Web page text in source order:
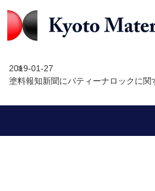
HOME
メディア アーカイブ
2019-01-27
塗料報知新聞にパティーナロックに関